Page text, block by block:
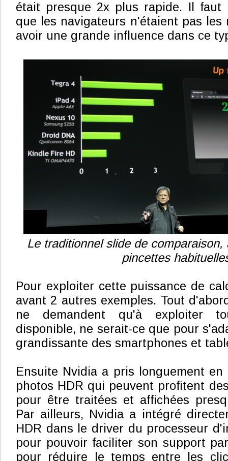
était presque 2x plus rapide. Il faut
que les navigateurs n'étaient pas les
avoir une grande influence dans ce
Le traditionnel slide de
pincettes
Pour exploiter cette puissance de
avant 2 autres exemples. Tout
ne demandent qu'à exploiter
disponible, ne serait-ce que pour
grandissante des smartphones et
Ensuite Nvidia a pris longuement en
photos HDR qui peuvent profitent
pour être traitées et affichées
Par ailleurs, Nvidia a intégré
HDR dans le driver du processeur
pour pouvoir faciliter son support
pour réduire le temps entre les